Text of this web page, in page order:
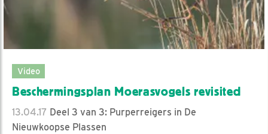
Video
Beschermingsplan Moerasvogels revisited
13.04.17 Deel 3 van 3: Purperreigers in De
Nieuwkoopse Plassen